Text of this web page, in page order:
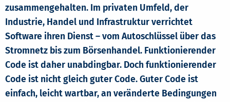
zusammengehalten. Im privaten Umfeld, der
Industrie, Handel und Infrastruktur verrichtet
Software ihren Dienst – vom Autoschlüssel über das
Stromnetz bis zum Börsenhandel. Funktionierender
Code ist daher unabdingbar. Doch funktionierender
Code ist nicht gleich guter Code. Guter Code ist
einfach, leicht wartbar, an veränderte Bedingungen